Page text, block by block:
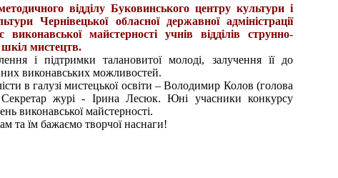
відділу Буковинського центру культури і
Чернівецької обласної державної адміністрації
майстерності учнів відділів струнно-
мистецтв.
і підтримки талановитої молоді, залучення її до
виконавських можливостей.
в галузі мистецької освіти – Володимир Колов (голова
журі - Ірина Лесюк. Юні учасники конкурсу
виконавської майстерності.
та їм бажаємо творчої наснаги!